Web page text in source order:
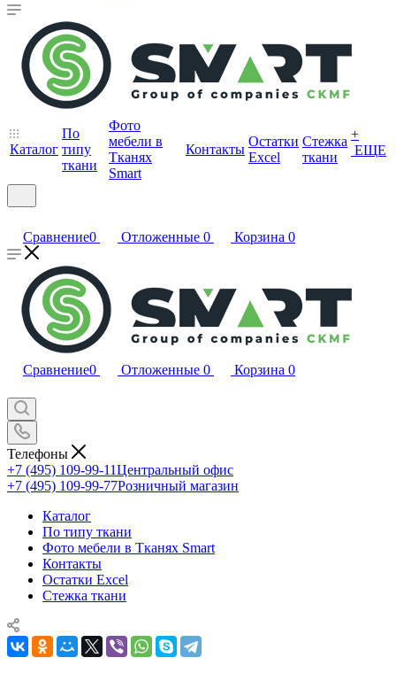
Каталог
По
типу
ткани
Фото
мебели в
Тканях
Smart
Контакты
Остатки
Excel
Стежка
ткани
+
ЕЩЕ
Сравнение0 Отложенные 0 Корзина 0
Сравнение0 Отложенные 0 Корзина 0
Телефоны
+7 (495) 109-99-11Центральный офис
+7 (495) 109-99-77Розничный магазин
Каталог
По типу ткани
Фото мебели в Тканях Smart
Контакты
Остатки Excel
Стежка ткани